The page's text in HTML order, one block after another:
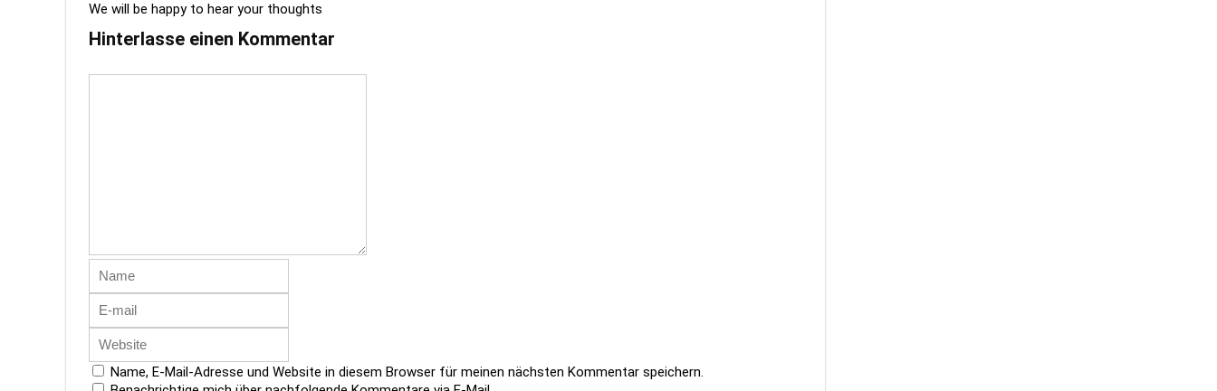
We will be happy to hear your thoughts
Hinterlasse einen Kommentar
Name, E-Mail-Adresse und Website in diesem Browser für meinen nächsten Kommentar speichern.